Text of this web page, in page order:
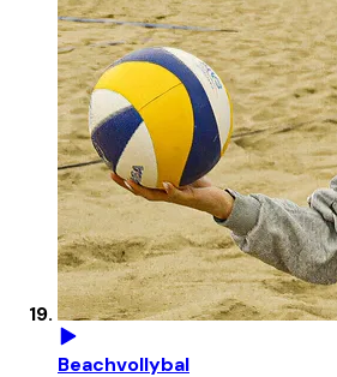
Beachvollybal